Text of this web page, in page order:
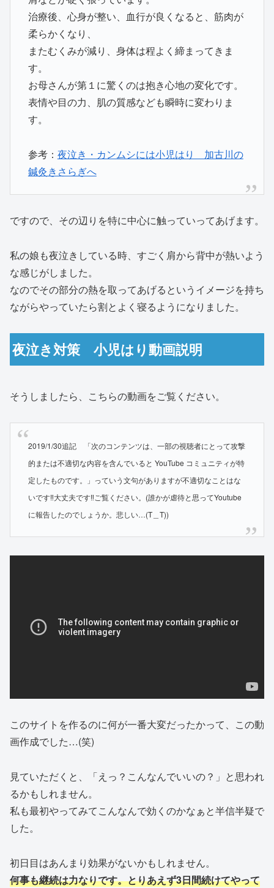
治療後、心身が整い、血行が良くなると、筋肉が
柔らかくなり、
またむくみが減り、身体は程よく締まってきま
す。
お母さんが第１に驚くのは抱き心地の変化です。
表情や目の力、肌の質感なども瞬時に変わりま
す。
参考： 夜泣き・カンムシには小児はり 加古川の
鍼灸きさらぎへ
ですので、その辺りを特に中心に触っていってあげます。
私の娘も夜泣きしている時、すごく肩から背中が熱いよう
な感じがしました。
なのでその部分の熱を取ってあげるというイメージを持ち
ながらやっていたら割とよく寝るようになりました。
夜泣き対策 小児はり動画説明
そうしましたら、こちらの動画をご覧ください。
2019/1/30追記 「次のコンテンツは、一部の視聴者にとって攻撃
的または不適切な内容を含んでいると YouTube コミュニティが特
定したものです。」っていう文句がありますが不適切なことはな
いです‼大丈夫です‼ご覧ください。(誰かが虐待と思ってYoutube
に報告したのでしょうか。悲しい…(T＿T))
このサイトを作るのに何が一番大変だったかって、この動
画作成でした…(笑)
見ていただくと、「えっ？こんなんでいいの？」と思われ
るかもしれません。
私も最初やってみてこんなんで効くのかなぁと半信半疑で
した。
初日目はあんまり効果がないかもしれません。
何事も継続は力なりです。とりあえず3日間続けてやって